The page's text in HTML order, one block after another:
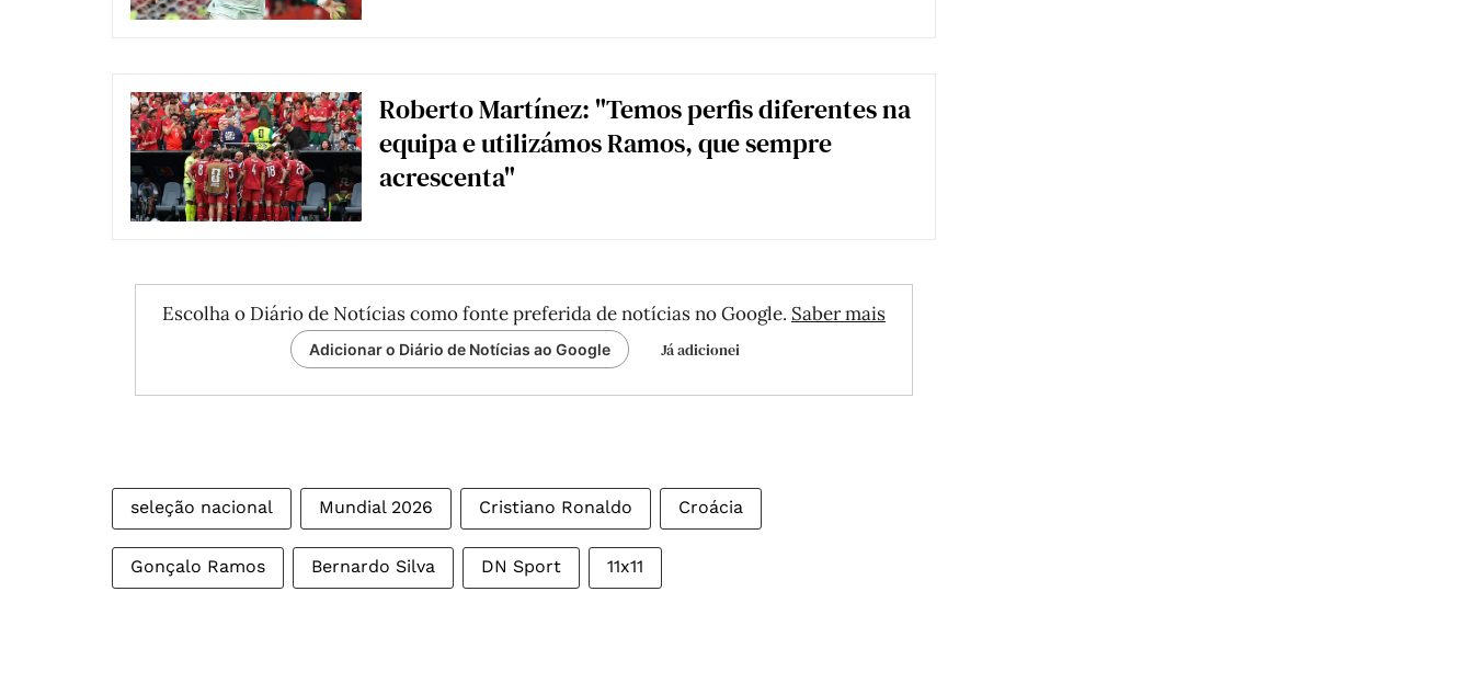
Roberto Martínez: "Temos perfis diferentes na
equipa e utilizámos Ramos, que sempre
acrescenta"
Escolha o Diário de Notícias como fonte preferida de notícias no Google. Saber mais
Adicionar o Diário de Notícias ao Google Já adicionei
seleção nacional Mundial 2026 Cristiano Ronaldo Croácia
Gonçalo Ramos Bernardo Silva DN Sport 11x11